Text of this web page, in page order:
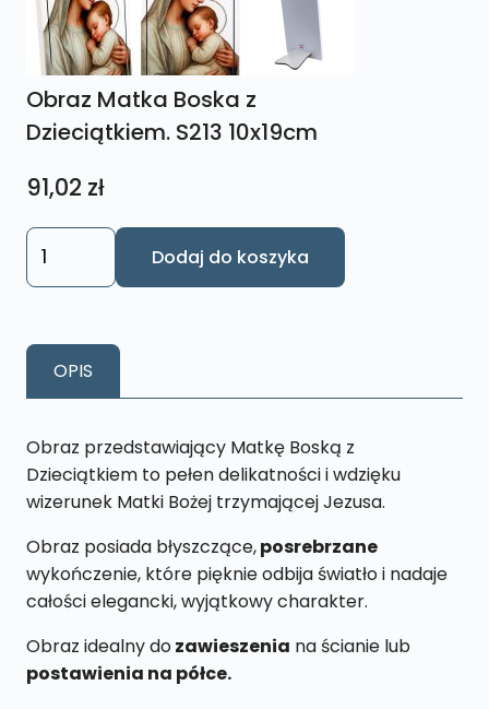
Obraz Matka Boska z
Dzieciątkiem. S213 10x19cm
91,02 zł
ilość
Obraz
z
Dzieciątkiem.
10x19cm
Dodaj do koszyka
OPIS
Obraz przedstawiający Matkę Boską z
Dzieciątkiem to pełen delikatności i wdzięku
wizerunek Matki Bożej trzymającej Jezusa.
Obraz posiada błyszczące,posrebrzane
wykończenie, które pięknie odbija światło i nadaje
całości elegancki, wyjątkowy charakter.
Obraz idealny dozawieszenia na ścianie lub
postawienia na półce.